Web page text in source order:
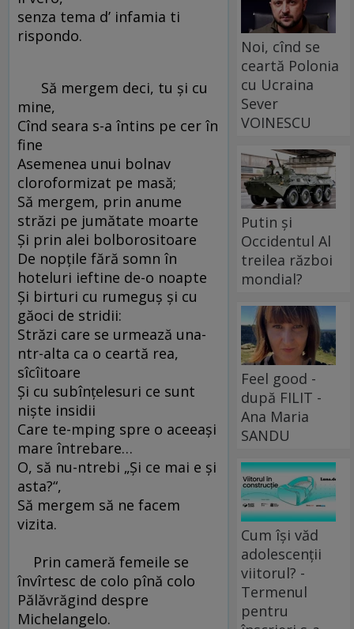
senza tema d’ infamia ti
rispondo.
Să mergem deci, tu şi cu
mine,
Cînd seara s-a întins pe cer în
fine
Asemenea unui bolnav
cloroformizat pe masă;
Să mergem, prin anume
străzi pe jumătate moarte
Şi prin alei bolborositoare
De nopţile fără somn în
hoteluri ieftine de-o noapte
Şi birturi cu rumeguş şi cu
găoci de stridii:
Străzi care se urmează una-
ntr-alta ca o ceartă rea,
sîcîitoare
Şi cu subînţelesuri ce sunt
nişte insidii
Care te-mping spre o aceeaşi
mare întrebare…
O, să nu-ntrebi „Şi ce mai e şi
asta?“,
Să mergem să ne facem
vizita.
Prin cameră femeile se
învîrtesc de colo pînă colo
Pălăvrăgind despre
Michelangelo.
Noi, cînd se
ceartă Polonia
cu Ucraina
Sever
VOINESCU
Putin și
Occidentul Al
treilea război
mondial?
Feel good -
după FILIT -
Ana Maria
SANDU
Cum își văd
adolescenții
viitorul? -
Termenul
pentru